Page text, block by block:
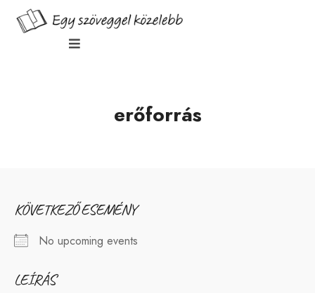
erőforrás
KÖVETKEZŐ ESEMÉNY
No upcoming events
LEÍRÁS